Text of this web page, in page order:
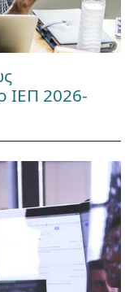
ΙΕΠ 2026-